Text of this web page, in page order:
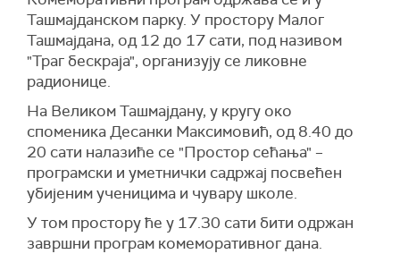
Ташмајданском парку. У простору Малог
Ташмајдана, од 12 до 17 сати, под називом
"Траг бескраја", организују се ликовне
радионице.
На Великом Ташмајдану, у кругу око
споменика Десанки Максимовић, од 8.40 до
20 сати налазиће се "Простор сећања" –
програмски и уметнички садржај посвећен
убијеним ученицима и чувару школе.
У том простору ће у 17.30 сати бити одржан
завршни програм комеморативног дана.